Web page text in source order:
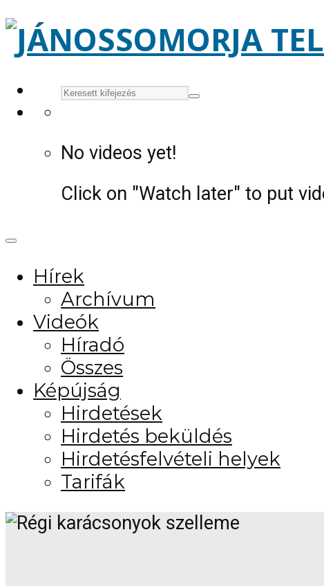
No videos yet!
Click on "Watch later" to put
Hírek
Archívum
Videók
Híradó
Összes
Képújság
Hirdetések
Hirdetés beküldés
Hirdetésfelvételi helyek
Tarifák